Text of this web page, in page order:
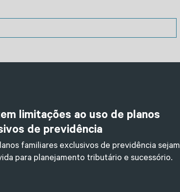
limitações ao uso de planos
de previdência
familiares exclusivos de previdência sejam
para planejamento tributário e sucessório.